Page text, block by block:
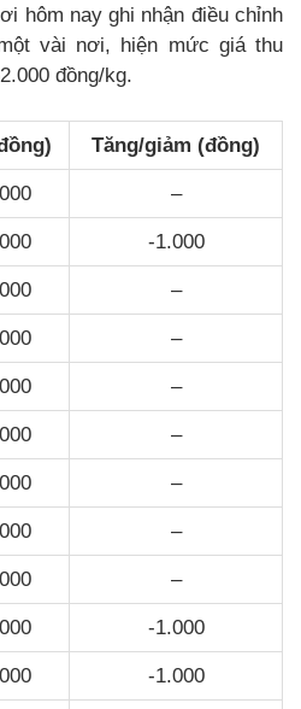
hôm nay ghi nhận điều chỉnh
vài nơi, hiện mức giá thu
đồng/kg.
Tăng/giảm (đồng)
–
-1.000
–
–
–
–
–
–
–
-1.000
-1.000